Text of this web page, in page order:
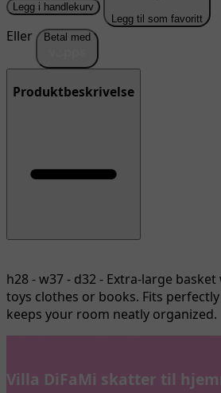
Legg i handlekurv
Legg til som favoritt
Eller Betal med
Produktbeskrivelse
h28 - w37 - d32 - Extra-large
toys clothes or books. Fits
keeps your room neatly organized.
Villa DiFaMi skatter til